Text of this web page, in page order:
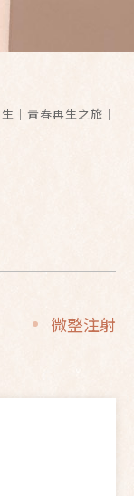
｜青春再生之旅｜
微整注射